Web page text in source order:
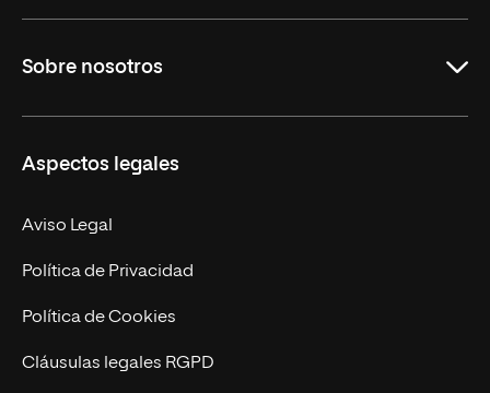
Másteres Oficiales
Doctorados
Experto Universitario
Postgrados
Cursos Universitarios
Sobre nosotros
Facultades
Nuestro Equipo
Trabaja en UNIR
Actualidad
UNIR Revista
Aspectos legales
Aviso Legal
Política de Privacidad
Política de Cookies
Cláusulas legales RGPD